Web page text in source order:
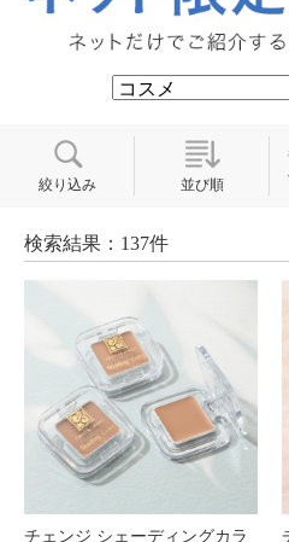
絞り込み 並び順
検索結果：137件
チェンジ シェーディングカラ